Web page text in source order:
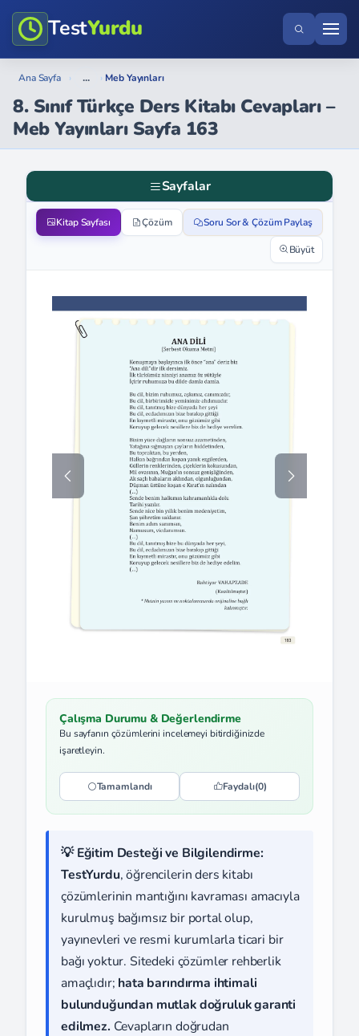
TestYurdu
Ana Sayfa › ... › Meb Yayınları
8. Sınıf Türkçe Ders Kitabı Cevapları –
Meb Yayınları Sayfa 163
Sayfalar
Kitap Sayfası Çözüm Soru Sor & Çözüm Paylaş
Büyüt
Çalışma Durumu & Değerlendirme
Bu sayfanın çözümlerini incelemeyi bitirdiğinizde
işaretleyin.
Tamamlandı Faydalı(0)
💡 Eğitim Desteği ve Bilgilendirme:
TestYurdu, öğrencilerin ders kitabı
çözümlerinin mantığını kavraması amacıyla
kurulmuş bağımsız bir portal olup,
yayınevleri ve resmi kurumlarla ticari bir
bağı yoktur. Sitedeki çözümler rehberlik
amaçlıdır; hata barındırma ihtimali
bulunduğundan mutlak doğruluk garanti
edilmez. Cevapların doğrudan